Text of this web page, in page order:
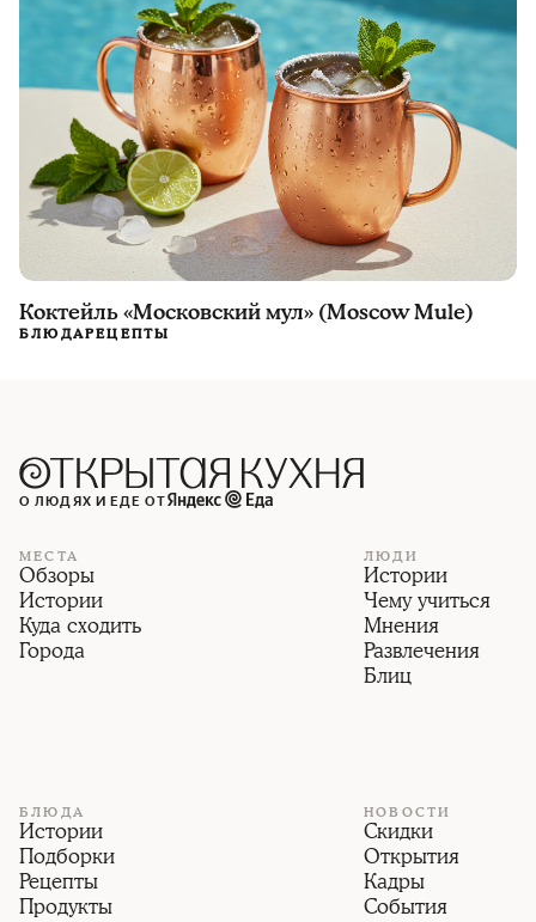
Коктейль «Московский мул» (Moscow Mule)
БЛЮДАРЕЦЕПТЫ
О ЛЮДЯХ И ЕДЕ ОТ
МЕСТА
Обзоры
Истории
Куда сходить
Города
ЛЮДИ
Истории
Чему учиться
Мнения
Развлечения
Блиц
БЛЮДА
Истории
Подборки
Рецепты
Продукты
НОВОСТИ
Скидки
Открытия
Кадры
События